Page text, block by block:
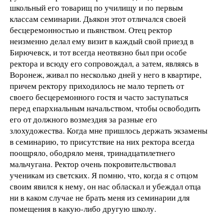
школьный его товарищ по училищу и по первым
классам семинарии. Дьякон этот отличался своей
бесцеремонностью и пьянством. Отец ректор
неизменно делал ему визит в каждый свой приезд в
Бирючевск, и тот всегда неотвязно был при особе
ректора и всюду его сопровождал, а затем, являясь в
Воронеж, живал по несколько дней у него в квартире,
причем ректору приходилось не мало терпеть от
своего бесцеремонного гостя и часто заступаться
перед епархиальным начальством, чтобы освободить
его от должного возмездия за разные его
злохудожества. Когда мне пришлось держать экзамены
в семинарию, то присутствие на них ректора всегда
поощряло, ободряло меня, тринадцатилетнего
мальчугана. Ректор очень покровительствовал
ученикам из светских. Я помню, что, когда я с отцом
своим явился к нему, он нас обласкал и убеждал отца
ни в каком случае не брать меня из семинарии для
помещения в какую-либо другую школу.